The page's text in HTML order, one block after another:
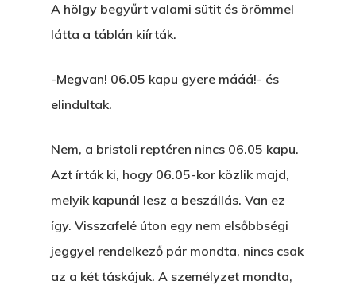
A hölgy begyűrt valami sütit és örömmel
látta a táblán kiírták.
-Megvan! 06.05 kapu gyere mááá!- és
elindultak.
Nem, a bristoli reptéren nincs 06.05 kapu.
Azt írták ki, hogy 06.05-kor közlik majd,
melyik kapunál lesz a beszállás. Van ez
így. Visszafelé úton egy nem elsőbbségi
jeggyel rendelkező pár mondta, nincs csak
az a két táskájuk. A személyzet mondta,